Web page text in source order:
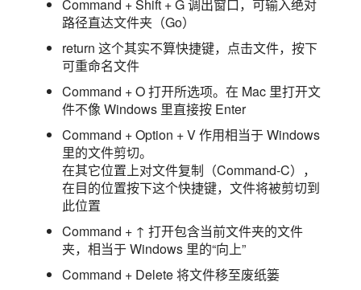
Command + Shift + G 调出窗口，可输入绝对
路径直达文件夹（Go）
return 这个其实不算快捷键，点击文件，按下
可重命名文件
Command + O 打开所选项。在 Mac 里打开文
件不像 Windows 里直接按 Enter
Command + Option + V 作用相当于 Windows
里的文件剪切。
在其它位置上对文件复制（Command-C），
在目的位置按下这个快捷键，文件将被剪切到
此位置
Command + ↑ 打开包含当前文件夹的文件
夹，相当于 Windows 里的“向上”
Command + Delete 将文件移至废纸篓